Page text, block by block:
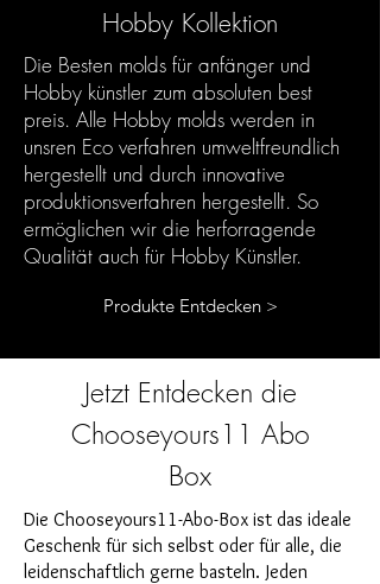
Hobby Kollektion
Die Besten molds für anfänger und
Hobby künstler zum absoluten best
preis. Alle Hobby molds werden in
unsren Eco verfahren umweltfreundlich
hergestellt und durch innovative
produktionsverfahren hergestellt. So
ermöglichen wir die herforragende
Qualität auch für Hobby Künstler.
Produkte Entdecken >
Jetzt Entdecken die
Chooseyours11 Abo
Box
Die Chooseyours11-Abo-Box ist das ideale
Geschenk für sich selbst oder für alle, die
leidenschaftlich gerne basteln. Jeden